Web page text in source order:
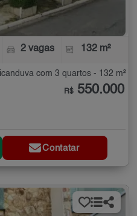
2 vagas 132 m²
com 3 quartos - 132 m²
R$ 550.000
Contatar